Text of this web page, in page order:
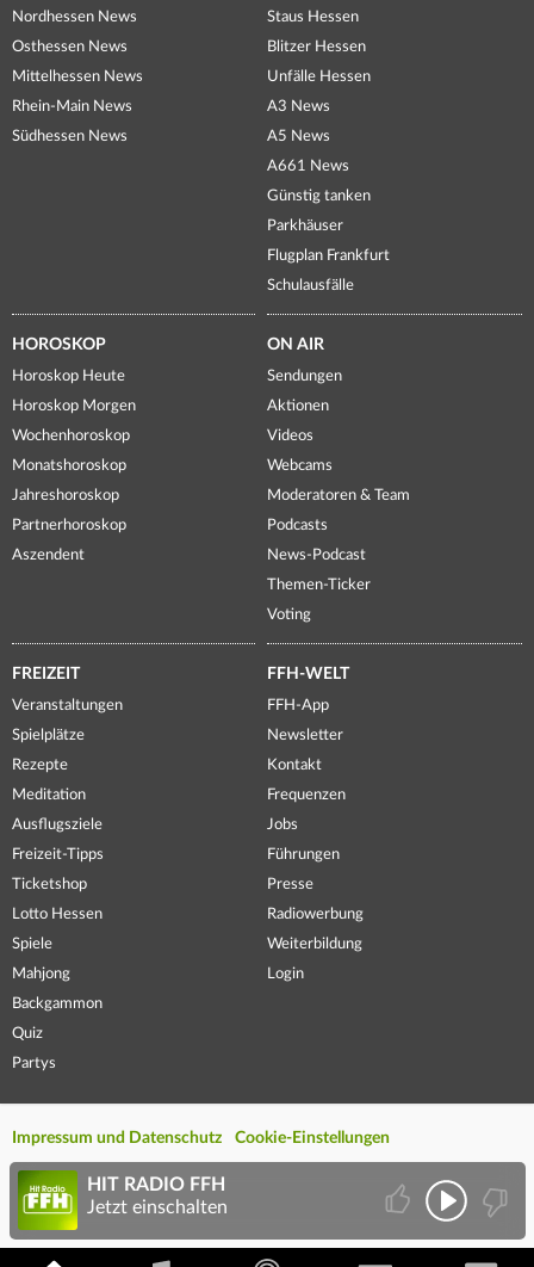
Nordhessen News
Osthessen News
Mittelhessen News
Rhein-Main News
Südhessen News
Staus Hessen
Blitzer Hessen
Unfälle Hessen
A3 News
A5 News
A661 News
Günstig tanken
Parkhäuser
Flugplan Frankfurt
Schulausfälle
HOROSKOP
Horoskop Heute
Horoskop Morgen
Wochenhoroskop
Monatshoroskop
Jahreshoroskop
Partnerhoroskop
Aszendent
ON AIR
Sendungen
Aktionen
Videos
Webcams
Moderatoren & Team
Podcasts
News-Podcast
Themen-Ticker
Voting
FREIZEIT
Veranstaltungen
Spielplätze
Rezepte
Meditation
Ausflugsziele
Freizeit-Tipps
Ticketshop
Lotto Hessen
Spiele
Mahjong
Backgammon
Quiz
Partys
FFH-WELT
FFH-App
Newsletter
Kontakt
Frequenzen
Jobs
Führungen
Presse
Radiowerbung
Weiterbildung
Login
Impressum und Datenschutz Cookie-Einstellungen
HIT RADIO FFH
Jetzt einschalten